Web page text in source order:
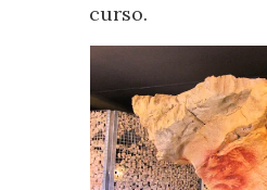
curso.